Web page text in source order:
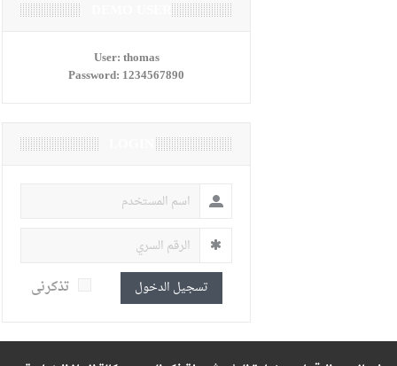
User:thomas
Password: 1234567890
تسجيل الدخول تذكرنى